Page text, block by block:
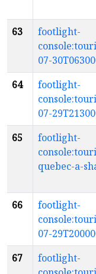
63
footlight-
07-
64
footlight-
07-
65
footlight-
quebec-a-
66
footlight-
07-
67
footlight-